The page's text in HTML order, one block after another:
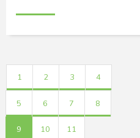
1 2 3 4
5 6 7 8
9 10 11